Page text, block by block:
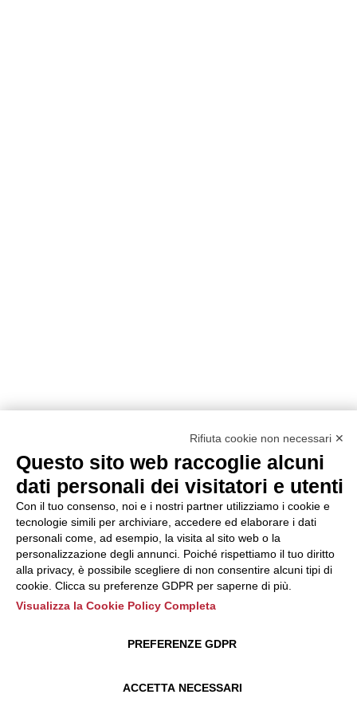
Rifiuta cookie non necessari ✕
Questo sito web raccoglie alcuni
dati personali dei visitatori e utenti
Con il tuo consenso, noi e i nostri partner utilizziamo i cookie e
tecnologie simili per archiviare, accedere ed elaborare i dati
personali come, ad esempio, la visita al sito web o la
personalizzazione degli annunci. Poiché rispettiamo il tuo diritto
alla privacy, è possibile scegliere di non consentire alcuni tipi di
cookie. Clicca su preferenze GDPR per saperne di più.
Visualizza la Cookie Policy Completa
ACCETTA NECESSARI
PREFERENZE GDPR